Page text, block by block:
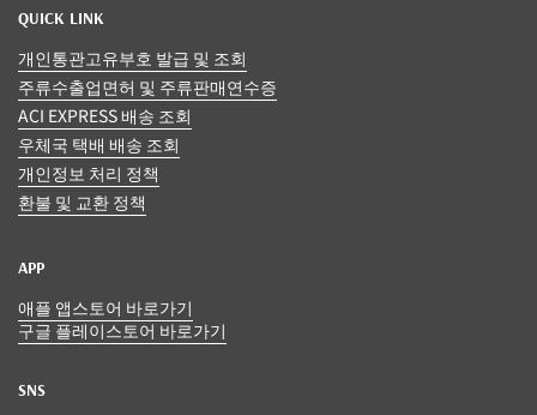
QUICK LINK
개인통관고유부호 발급 및 조회
주류수출업면허 및 주류판매연수증
ACI EXPRESS 배송 조회
우체국 택배 배송 조회
개인정보 처리 정책
환불 및 교환 정책
APP
애플 앱스토어 바로가기
구글 플레이스토어 바로가기
SNS